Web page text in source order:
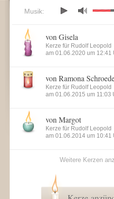
Musik:
von Gisela
Kerze für Rudolf Leopold
am 01.06.2020 um 12:41
von Ramona
Kerze für Rudolf Leopold
am 01.06.2015 um 11:03
von Margot
Kerze für Rudolf Leopold
am 01.06.2014 um 10:41
Weitere Kerzen